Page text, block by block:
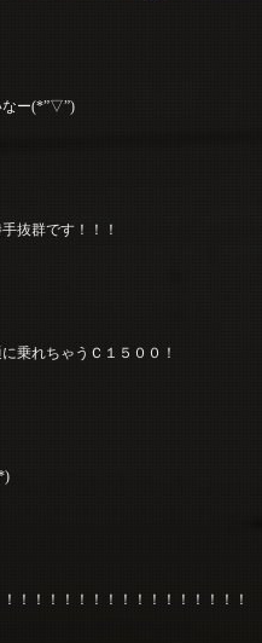
なー(*”▽”)
抜群です！！！
乗れちゃうＣ１５００！
！！！！！！！！！！！！！！！！